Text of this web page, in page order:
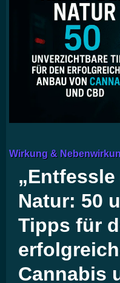
Wirkung &
Natur: 50
Tipps für
Cannabis